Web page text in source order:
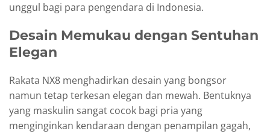
unggul bagi para pengendara di Indonesia.
Desain Memukau dengan Sentuhan
Elegan
Rakata NX8 menghadirkan desain yang bongsor
namun tetap terkesan elegan dan mewah. Bentuknya
yang maskulin sangat cocok bagi pria yang
menginginkan kendaraan dengan penampilan gagah,